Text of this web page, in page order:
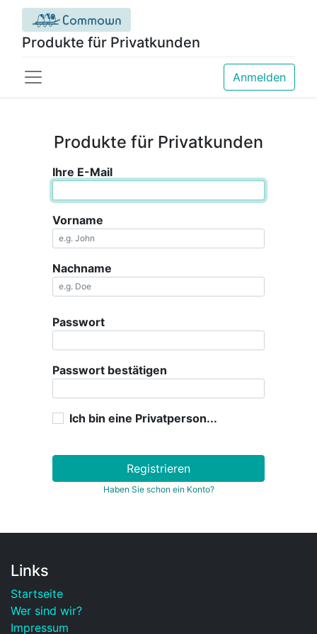
Produkte für Privatkunden
Anmelden
Produkte für Privatkunden
Ihre E-Mail
Vorname
Nachname
Passwort
Passwort bestätigen
Ich bin eine Privatperson...
Registrieren
Haben Sie schon ein Konto?
Links
Startseite
Wer sind wir?
Impressum